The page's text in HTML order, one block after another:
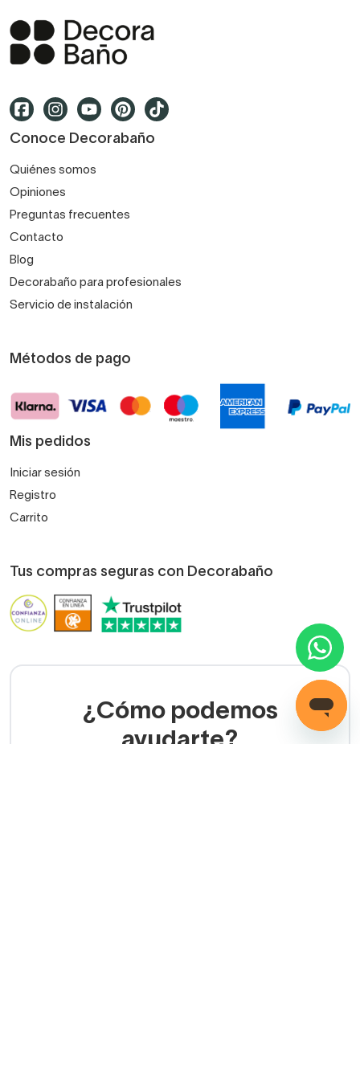
Conoce Decorabaño
Quiénes somos
Opiniones
Preguntas frecuentes
Contacto
Blog
Decorabaño para profesionales
Servicio de instalación
Métodos de pago
Mis pedidos
Iniciar sesión
Registro
Carrito
Tus compras seguras con Decorabaño
¿Cómo podemos
ayudarte?